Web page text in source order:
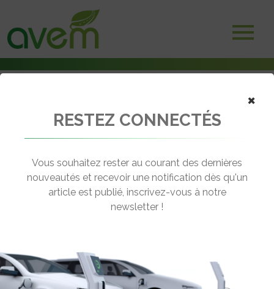
Une tribune contre la désinformation sur les véhicules électriques
← Revenir aux actualités
DÉSINFORMATION SUR LES
VÉHICULES ÉLECTRIQUES
×
RESTEZ CONNECTÉS
Vous souhaitez rester au courant des dernières
nouveautés et recevoir une notification dès qu'un
article est publié, inscrivez-vous à notre
newsletter !